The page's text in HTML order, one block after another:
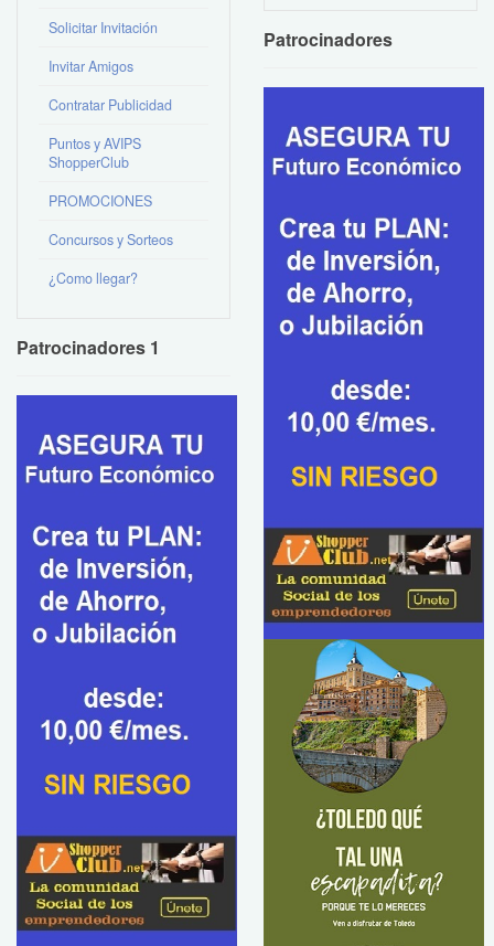
Solicitar Invitación
Invitar Amigos
Contratar Publicidad
Puntos y AVIPS
ShopperClub
PROMOCIONES
Concursos y Sorteos
¿Como llegar?
Patrocinadores 1
Patrocinadores